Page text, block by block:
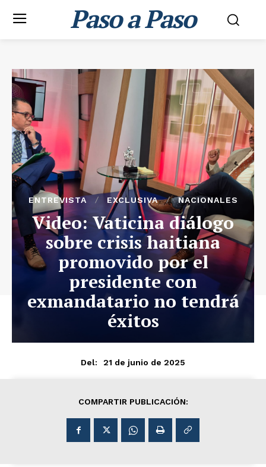
Paso a Paso
ENTREVISTA EXCLUSIVA NACIONALES
Video: Vaticina diálogo
sobre crisis haitiana
promovido por el
presidente con
exmandatario no tendrá
éxitos
Del: 21 de junio de 2025
COMPARTIR PUBLICACIÓN: